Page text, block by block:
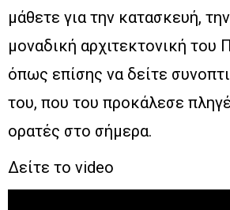
μάθετε για την κατασκευή, την
μοναδική αρχιτεκτονική του
όπως επίσης να δείτε
του, που του προκάλεσε
ορατές στο σήμερα.
Δείτε το video